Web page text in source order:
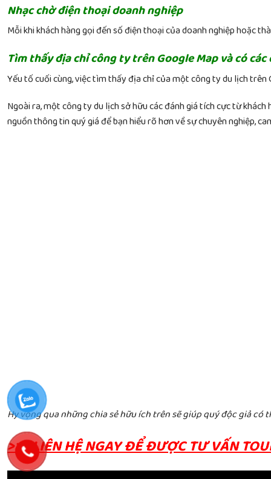
Nhạc chờ điện thoại doanh nghiệp
Mỗi khi khách hàng gọi đến số điện thoại của doanh nghiệp hoặc
Tìm thấy địa chỉ công ty trên Google Map và có
Yếu tố cuối cùng, việc tìm thấy địa chỉ của một công ty du lịch
Ngoài ra, một công ty du lịch sở hữu các đánh giá tích cực từ
nguồn thông tin quý giá để bạn hiểu rõ hơn về sự chuyên nghiệp,
Hy vọng qua những chia sẻ hữu ích trên sẽ giúp quý độc giả
>>> LIÊN HỆ NGAY ĐỂ ĐƯỢC TƯ VẤN